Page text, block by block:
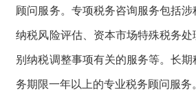
顾问服务。专项税务咨询服务包括涉
纳税风险评估、资本市场特殊税务
别纳税调整事项有关的服务等。长
务期限一年以上的专业税务顾问服务。